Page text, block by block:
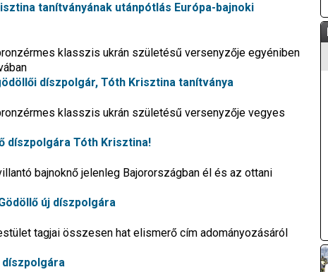
tanítványának utánpótlás Európa-bajnoki
klasszis ukrán születésű versenyzője egyéniben
díszpolgár, Tóth Krisztina tanítványa
klasszis ukrán születésű versenyzője vegyes
díszpolgára Tóth Krisztina!
bajnoknő jelenleg Bajorországban él és az ottani
új díszpolgára
tagjai összesen hat elismerő cím adományozásáról
díszpolgára